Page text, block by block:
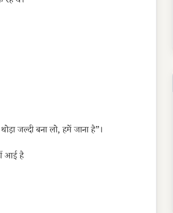
जल्दी बना लो, हमें जाना है”।
आई है